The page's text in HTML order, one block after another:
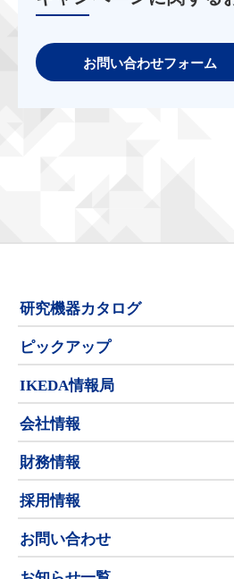
お問い合わせフォーム
研究機器カタログ
ピックアップ
IKEDA情報局
会社情報
財務情報
採用情報
お問い合わせ